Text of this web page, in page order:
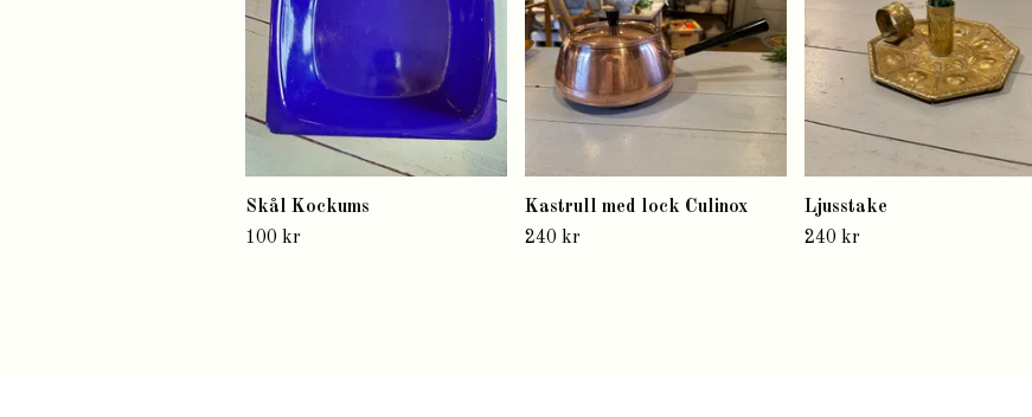
Skål Kockums
100 kr
Kastrull med lock Culinox
240 kr
Ljusstake
240 kr